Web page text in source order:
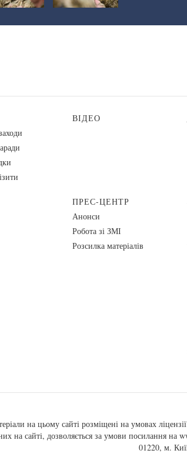
ВІДЕО
ПРЕС-ЦЕНТР
Анонси
Робота зі ЗМІ
Розсилка матеріалів
на цьому сайті розміщені на умовах ліцензії
на сайті, дозволяється за умови посилання на
01220, м.